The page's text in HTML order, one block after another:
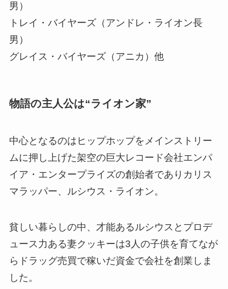
男）
トレイ・バイヤーズ（アンドレ・ライオン長
男）
グレイス・バイヤーズ（アニカ）他
物語の主人公は“ライオン家”
中心となるのはヒップホップをメインストリー
ムに押し上げた架空の巨大レコード会社エンパ
イア・エンタープライズの創始者でありカリス
マラッパー、ルシウス・ライオン。
貧しい暮らしの中、 才能あるルシウスとプロデ
ュース力ある妻クッキーは3人の子供を育てなが
らドラッグ売買で稼いだ資金で会社を創業 しま
した。